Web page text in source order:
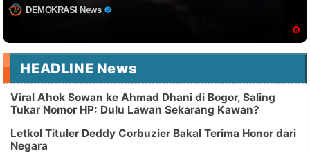
DEMOKRASI News
HEADLINE News
Viral Ahok Sowan ke Ahmad Dhani di Bogor, Saling
Tukar Nomor HP: Dulu Lawan Sekarang Kawan?
Letkol Tituler Deddy Corbuzier Bakal Terima Honor dari
Negara